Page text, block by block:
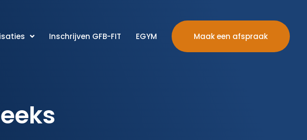
Inschrijven GFB-FIT EGYM Maak een afspraak